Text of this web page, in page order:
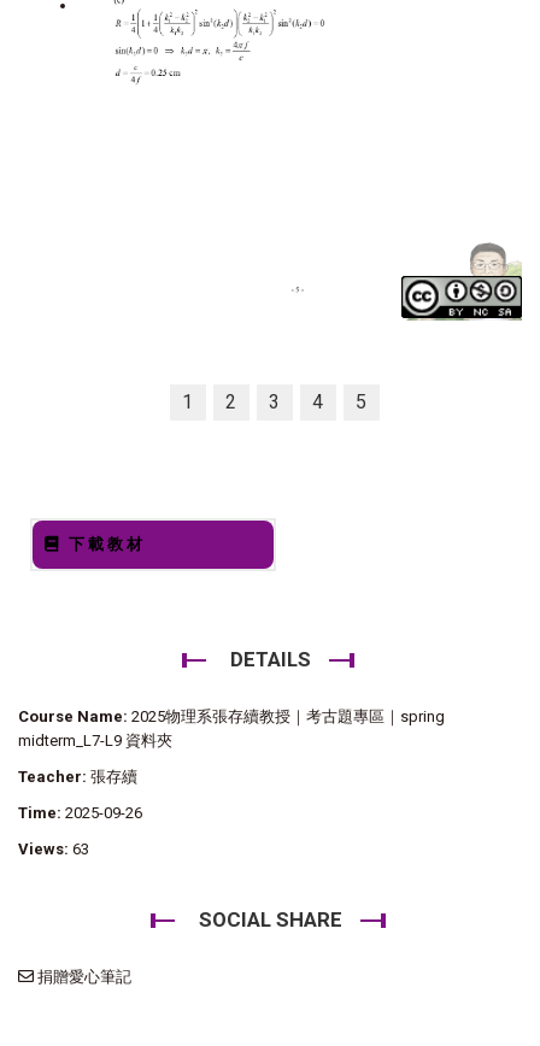
1 2 3 4 5
下載教材
DETAILS
Course Name: 2025物理系張存續教授｜考古題專區｜spring
midterm_L7-L9 資料夾
Teacher: 張存續
Time: 2025-09-26
Views: 63
SOCIAL SHARE
捐贈愛心筆記